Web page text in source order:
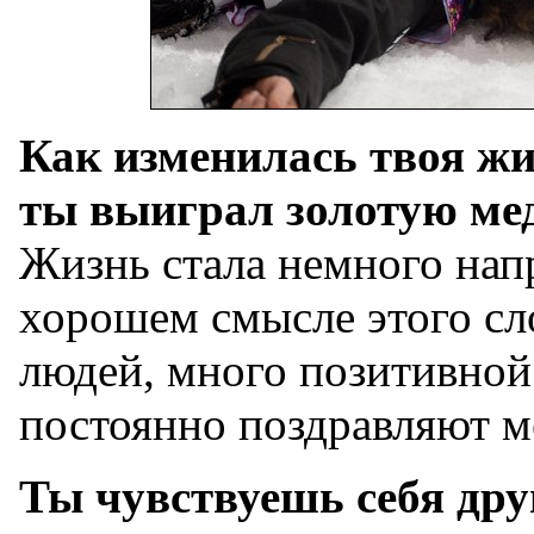
Как изменилась твоя
ты выиграл золотую
Жизнь стала немного
хорошем смысле этого
людей, много
постоянно поздравляют
Ты чувствуешь себя